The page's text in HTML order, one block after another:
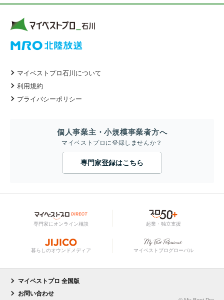
マイベストプロ石川について
利用規約
プライバシーポリシー
個人事業主・小規模事業者方へ
マイベストプロに登録しませんか？
専門家登録はこちら
専門家にオンライン相談 起業・独立支援
暮らしのオウンドメディア マイベストプログローバル
マイベストプロ 全国版
お問い合わせ